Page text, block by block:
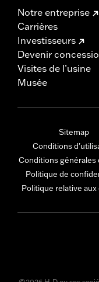
Notre entreprise
Carrières
Investisseurs
Devenir
Visites de l’usine
Musée
Sitemap
Conditions
Conditions générales
Politique de
Politique relative aux